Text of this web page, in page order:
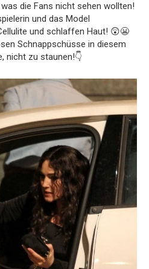
die Fans nicht sehen wollten!
und das Model
und schlaffen Haut! 😲😬
Schnappschüsse in diesem
nicht zu staunen!👇